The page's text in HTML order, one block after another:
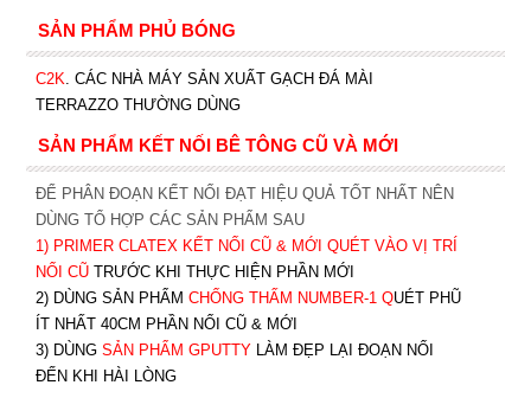
SẢN PHẨM PHỦ BÓNG
C2K CÁC NHÀ MÁY SẢN XUẤT GẠCH ĐÁ MÀI
TERRAZZO THƯỜNG DÙNG
SẢN PHẨM KẾT NỐI BÊ TÔNG CŨ VÀ MỚI
ĐỂ PHÂN ĐOẠN KẾT NỐI ĐẠT HIỆU QUẢ TỐT NHẤT NÊN
DÙNG TỔ HỢP CÁC SẢN PHẨM SAU
1) PRIMER CLATEX KẾT NỐI CŨ & MỚI QUÉT VÀO VỊ TRÍ
NỐI CŨ TRƯỚC KHI THỰC HIỆN PHẦN MỚI
2) DÙNG SẢN PHẨM CHỐNG THẤM NUMBER-1 QUÉT PHŨ
ÍT NHẤT 40CM PHẦN NỐI CŨ & MỚI
3) DÙNG SẢN PHẨM GPUTTY
LÀM ĐẸP LẠI ĐOẠN NỐI
ĐẾN KHI HÀI LÒNG